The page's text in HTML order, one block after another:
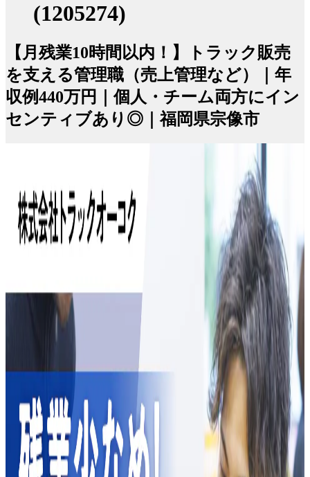
(1205274)
【月残業10時間以内！】トラック販売
を支える管理職（売上管理など）｜年
収例440万円｜個人・チーム両方にイン
センティブあり◎｜福岡県宗像市